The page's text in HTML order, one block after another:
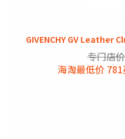
GIVENCHY GV Leather
专门店
海淘最低价 781